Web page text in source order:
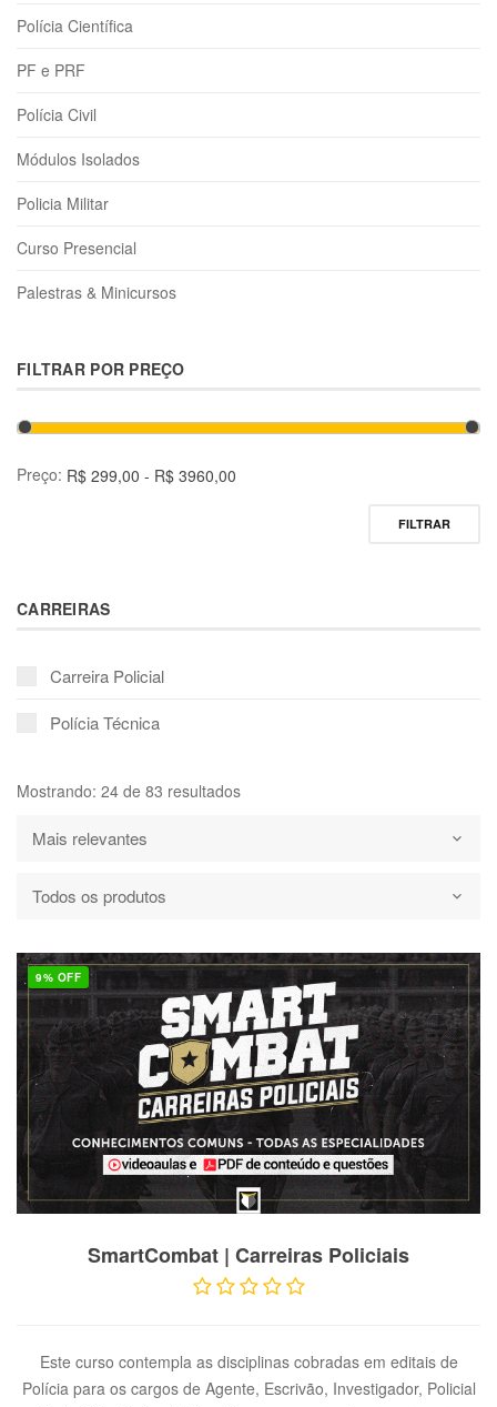
Polícia Científica
PF e PRF
Polícia Civil
Módulos Isolados
Policia Militar
Curso Presencial
Palestras & Minicursos
FILTRAR POR PREÇO
Preço:
FILTRAR
CARREIRAS
Carreira Policial
Polícia Técnica
Mostrando: 24 de 83 resultados
9% OFF
SmartCombat | Carreiras Policiais
Este curso contempla as disciplinas cobradas em editais de
Polícia para os cargos de Agente, Escrivão, Investigador, Policial